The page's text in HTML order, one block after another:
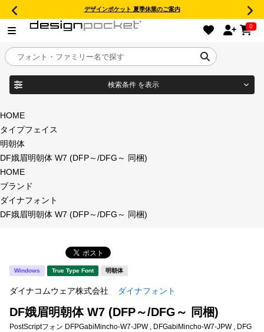
デザインポケット 夏季休業のご案内
0
目的別フォントガイド
特集
年間ライセンス商品
新着一覧
カート
検索条件 を表示
商品名
フォント形式
タイプフェイス
明朝体
宋朝体 清朝体
HOME
タイプフェイス
明朝体
DF娥眉明朝体 W7 (DFP～/DFG～ 同梱)
HOME
ブランド
ダイナフォント
DF娥眉明朝体 W7 (DFP～/DFG～ 同梱)
Windows True Type Font 明朝体
ダイナコムウェア株式会社 ダイナフォント
DF娥眉明朝体 W7 (DFP～/DFG～ 同梱)
PostScriptフォン DFPGabiMincho-W7-JPW , DFGabiMincho-W7-JPW , DFG